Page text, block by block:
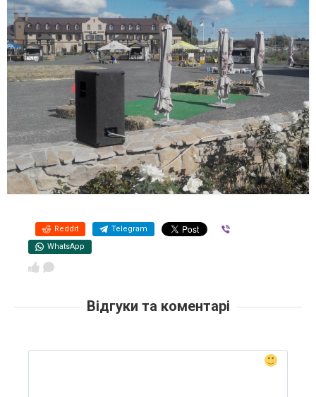
Reddit Telegram
WhatsApp
Відгуки та коментарі